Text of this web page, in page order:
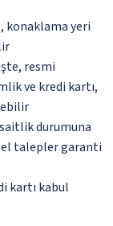
konaklama yeri
resmi
ve kredi kartı,
durumuna
talepler garanti
kartı kabul